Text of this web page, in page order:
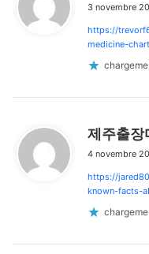
3 novembre
https://
medicine-
제주출장
4 novembre
https://
known-facts-